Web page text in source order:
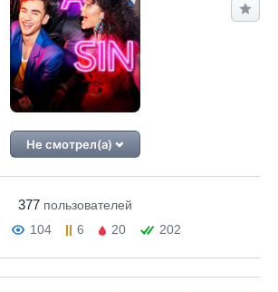
Не смотрел(а)
377 пользователей
104 6 20 202